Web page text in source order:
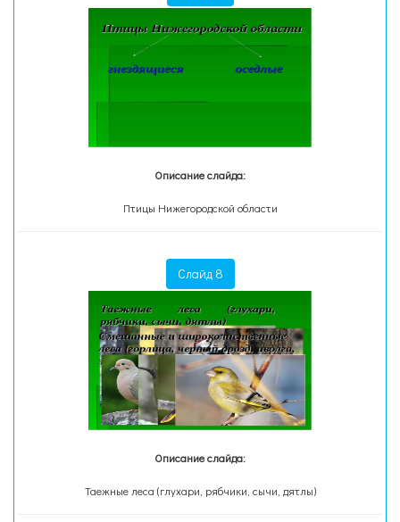
Описание слайда:
Птицы Нижегородской области
Слайд 8
Описание слайда:
Таежные леса (глухари, рябчики, сычи, дятлы)